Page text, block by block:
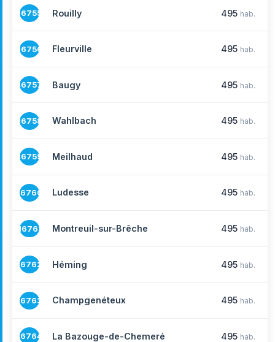
16755 Rouilly 495 hab.
16756 Fleurville 495 hab.
16757 Baugy 495 hab.
16758 Wahlbach 495 hab.
16759 Meilhaud 495 hab.
16760 Ludesse 495 hab.
16761 Montreuil-sur-Brêche 495 hab.
16762 Héming 495 hab.
16763 Champgenéteux 495 hab.
16764 La Bazouge-de-Chemeré 495 hab.